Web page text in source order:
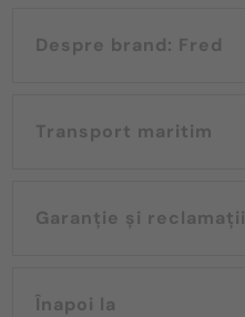
Despre brand: Fred
Transport maritim
Garanție și reclamații
Înapoi la